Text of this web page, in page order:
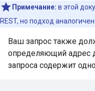
Примечание: в этой
REST, но подход
Ваш запрос также
определяющий адрес
запроса содержит